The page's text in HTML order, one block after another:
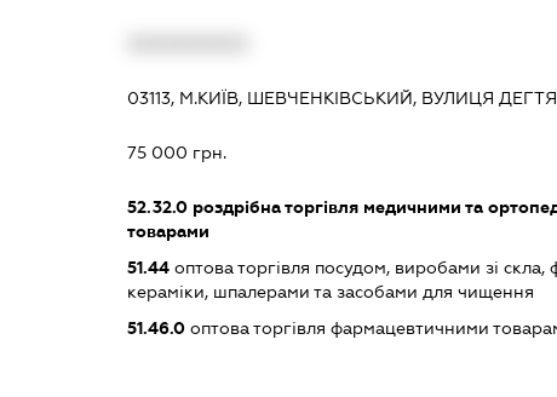
03113, М.КИЇВ, ШЕВЧЕНКІВСЬКИЙ, ВУЛИЦЯ
75 000 грн.
52.32.0 роздрібна торгівля медичними та
товарами
51.44 оптова торгівля посудом, виробами зі скла,
кераміки, шпалерами та засобами для чищення
51.46.0 оптова торгівля фармацевтичними